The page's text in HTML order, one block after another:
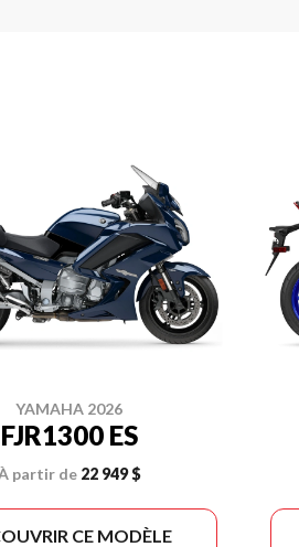
YAMAHA 2026
FJR1300 ES
partir de 22 949 $
CE MODÈLE